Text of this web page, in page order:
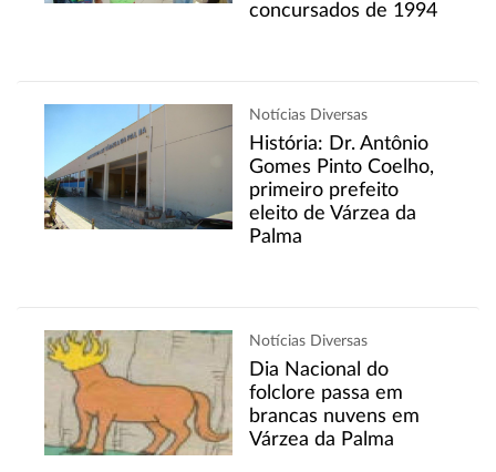
concursados de 1994
Notícias Diversas
História: Dr. Antônio
Gomes Pinto Coelho,
primeiro prefeito
eleito de Várzea da
Palma
Notícias Diversas
Dia Nacional do
folclore passa em
brancas nuvens em
Várzea da Palma